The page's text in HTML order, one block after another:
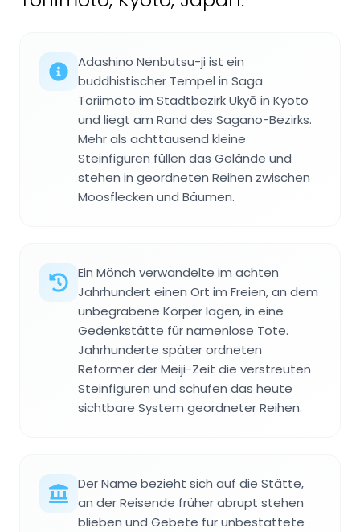
Adashino Nenbutsu-ji ist ein
buddhistischer Tempel in Saga
Toriimoto im Stadtbezirk Ukyō in Kyoto
und liegt am Rand des Sagano-Bezirks.
Mehr als achttausend kleine
Steinfiguren füllen das Gelände und
stehen in geordneten Reihen zwischen
Moosflecken und Bäumen.
Ein Mönch verwandelte im achten
Jahrhundert einen Ort im Freien, an dem
unbegrabene Körper lagen, in eine
Gedenkstätte für namenlose Tote.
Jahrhunderte später ordneten
Reformer der Meiji-Zeit die verstreuten
Steinfiguren und schufen das heute
sichtbare System geordneter Reihen.
Der Name bezieht sich auf die Stätte,
an der Reisende früher abrupt stehen
blieben und Gebete für unbestattete